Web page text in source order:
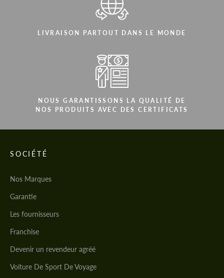
LIVRAISON PARTOUT DANS LE MONDE
NOUS GARANTISSONS LA QUALITÉ DE
NOS PRODUITS AVEC DES CERTIFICATS
SOCIÉTÉ
Nos Marques
Garantie
Les fournisseurs
Franchise
Devenir un revendeur agréé
Voiture De Sport De Voyage